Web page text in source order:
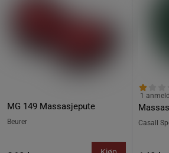
MG 149 Massasjepute
Beurer
1
Casall